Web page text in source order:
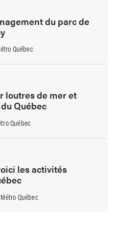
du parc de
Québec
loutres de mer et
Québec
Québec
les activités
Québec